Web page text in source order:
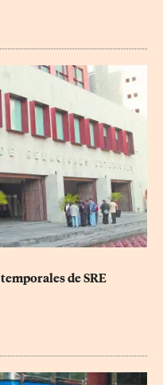
de SRE